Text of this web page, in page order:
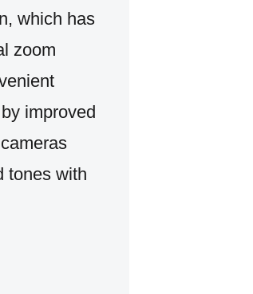
which has
zoom
improved
tones with